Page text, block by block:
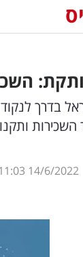
בדרך
השכירות
14/6/2022
11:03